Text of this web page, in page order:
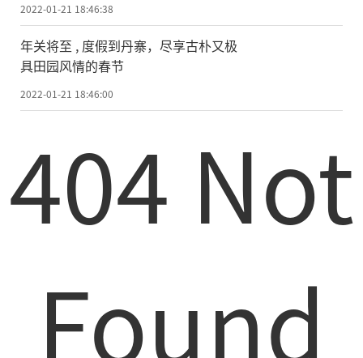
2022-01-21 18:46:38
年关将至 , 度假到丹寨，尽享古朴又极
具田园风情的春节
2022-01-21 18:46:00
404 Not
Found